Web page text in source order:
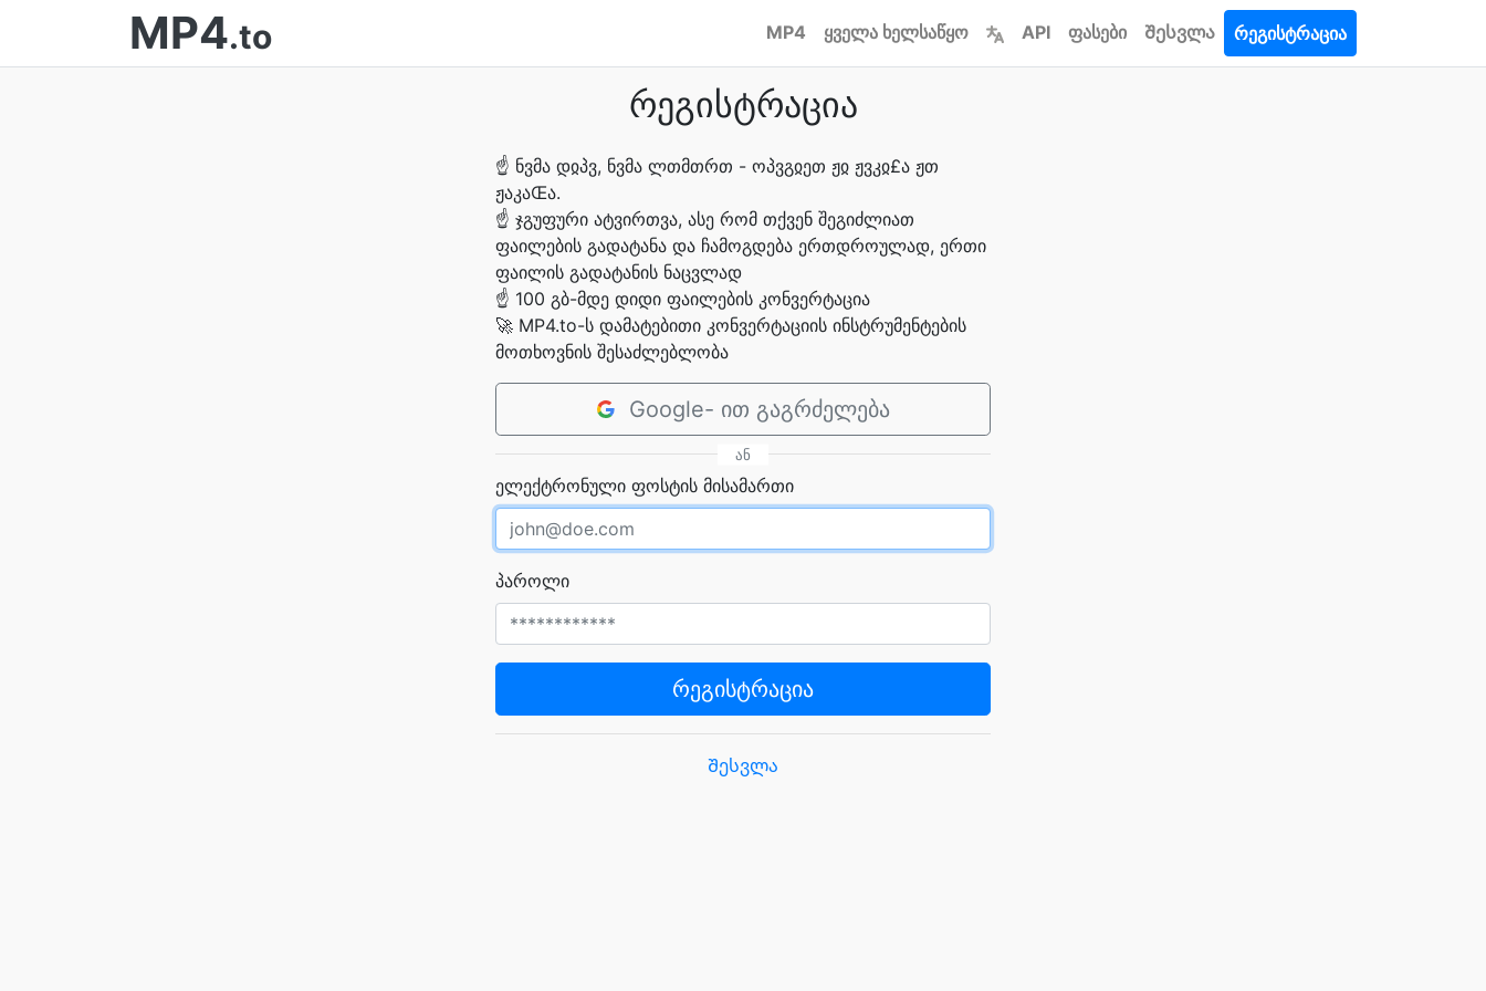
MP4.to MP4 ყველა ხელსაწყო API ფასები Შესვლა რეგისტრაცია
რეგისტრაცია
☝ ნვმა დჲპვ, ნვმა ლთმთრთ - ოპვგჲეთ ჟჲ ჟვკჲ£ა ჟთ
ჟაკაŒა.
☝ ჯგუფური ატვირთვა, ასე რომ თქვენ შეგიძლიათ
ფაილების გადატანა და ჩამოგდება ერთდროულად, ერთი
ფაილის გადატანის ნაცვლად
☝ 100 გბ-მდე დიდი ფაილების კონვერტაცია
🚀 MP4.to-ს დამატებითი კონვერტაციის ინსტრუმენტების
მოთხოვნის შესაძლებლობა
Google- ით გაგრძელება
ან
ელექტრონული ფოსტის მისამართი
პაროლი
რეგისტრაცია
Შესვლა